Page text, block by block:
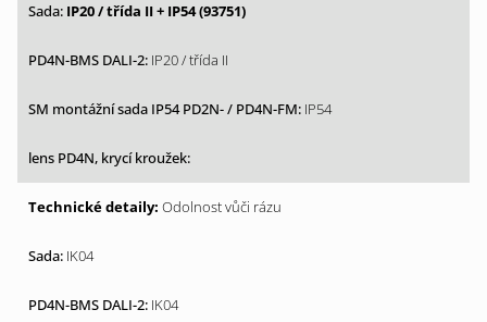
IP20 / třída II + IP54 (93751)
IP20 / třída II
IP54
Odolnost vůči rázu
IK04
IK04